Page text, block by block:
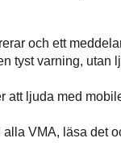
och ett
tyst varning, utan
att ljuda med
VMA, läsa det